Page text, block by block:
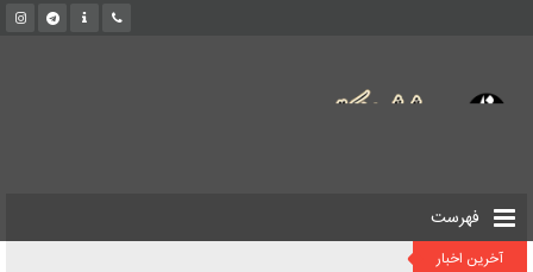
فهرست
آخرین اخبار